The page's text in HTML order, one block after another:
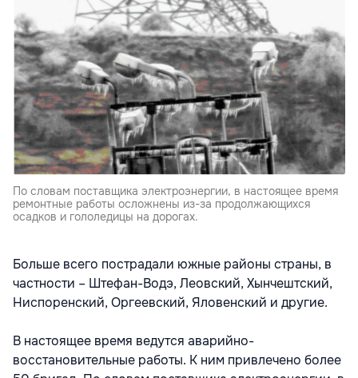
По словам поставщика электроэнергии, в настоящее время
ремонтные работы осложнены из-за продолжающихся
осадков и гололедицы на дорогах.
Больше всего пострадали южные районы страны, в
частности – Штефан-Водэ, Леовский, Хынчештский,
Ниспоренский, Оргеевский, Яловенский и другие.
В настоящее время ведутся аварийно-
восстановительные работы. К ним привлечено более